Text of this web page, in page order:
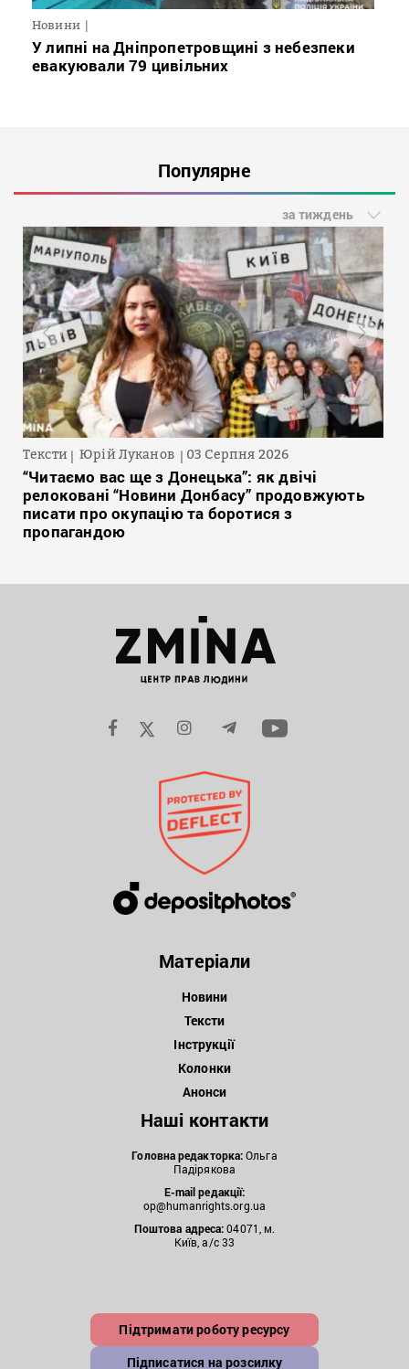
Новини
У липні на Дніпропетровщині з небезпеки
евакуювали 79 цивільних
Популярне
за тиждень
Тексти Юрій Луканов 03 Серпня 2026
“Читаємо вас ще з Донецька”: як двічі
релоковані “Новини Донбасу” продовжують
писати про окупацію та боротися з
пропагандою
Матеріали
Новини
Тексти
Інструкції
Колонки
Анонси
Наші контакти
Головна редакторка:Ольга
Падірякова
E-mail редакції:
op@humanrights.org.ua
Поштова адреса:04071, м.
Київ, а/с 33
Підтримати роботу ресурсу
Підписатися на розсилку